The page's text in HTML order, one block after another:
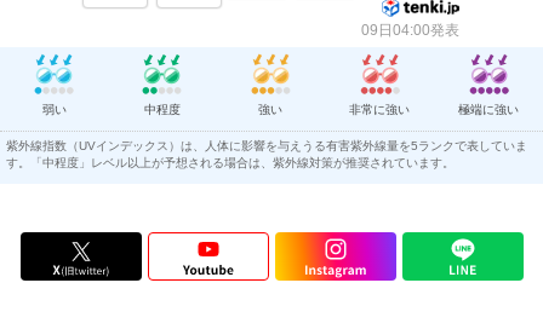
09日04:00発表
弱い 中程度 強い 非常に強い 極端に強い
紫外線指数（UVインデックス）は、人体に影響を与えうる有害紫外線量を5ランクで表していま
す。「中程度」レベル以上が予想される場合は、紫外線対策が推奨されています。